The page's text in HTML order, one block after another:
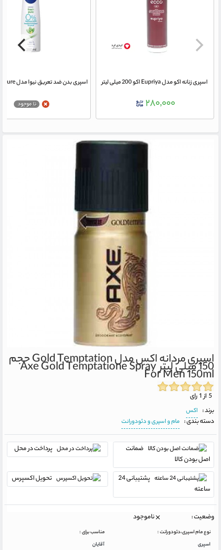
اسپری زنانه اکو مدل Eupriya اکو 200 میلی لیتر
۲۸۰,۰۰۰
اسپري مردانه اکس مدل Gold Temptation حجم 150 ميلي ليتر Axe Gold Temptatione SprayFor Men 150ml
برند : اکس
دسته بندی : مام و اسپری و دئودورانت
ضمانت
اصل بودن کالا
پرداخت در محل
پشتیبانی 24
ساعته
تحویل اکسپرس
وضعیت : ناموجود
نوع مام اسپری،دئودورانت :
اسپری
مناسب برای :
آقایان